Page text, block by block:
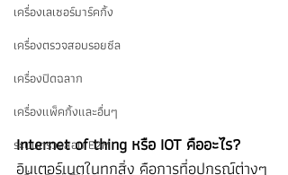
เครื่องเลเซอร์มาร์คกิ้ง
เครื่องตรวจสอบรอยซีล
เครื่องปิดฉลาก
เครื่องแพ็คกิ้งและอื่นๆ
ระบบตรวจสอบ E2M
Internet of thing หรือ IOT คืออะไร?
อินเตอร์เนตในทุกสิ่ง คือการที่อุปกรณ์ต่างๆ